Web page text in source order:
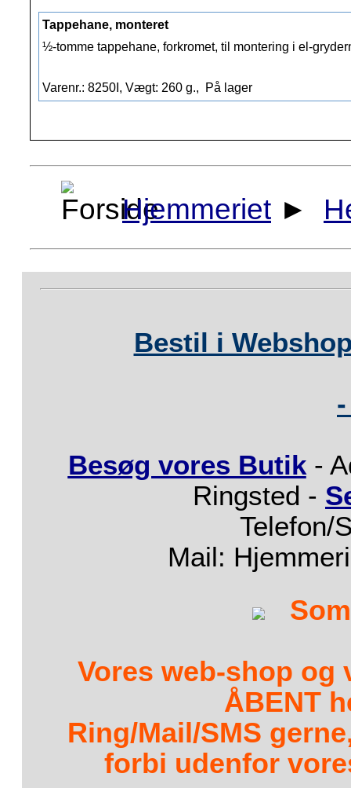
Tappehane, monteret
½-tomme tappehane, forkromet, til montering i el-
Varenr.: 8250I, Vægt: 260 g., På lager
Hjemmeriet ►
Bestil i
Besøg vores Butik-
Ringsted -
Telefon/
Mail:
Vores web-shop
ÅBENT
Ring/Mail/SMS
forbi udenfor